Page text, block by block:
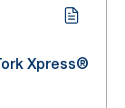
Xpress®